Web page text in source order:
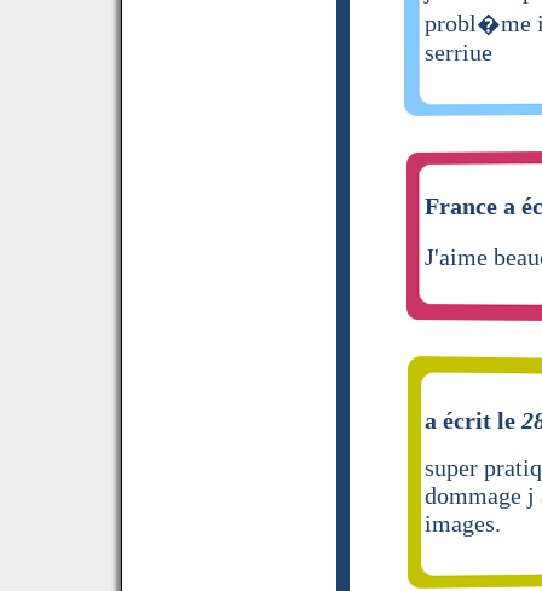
probl�me
serriue
France a
J'aime
a écrit le
super
dommage j
images.